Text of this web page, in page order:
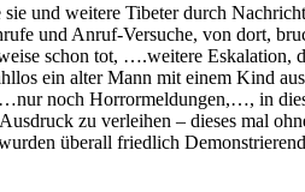
und weitere Tibeter durch
und Anruf-Versuche, von dort,
schon tot, ….weitere
ein alter Mann mit einem Kind
noch Horrormeldungen,…, in
zu verleihen – dieses mal
überall friedlich